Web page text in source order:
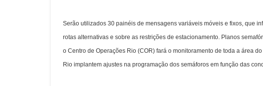
Serão utilizados 30 painéis de mensagens variáveis móveis e fixos, que
rotas alternativas e sobre as restrições de estacionamento. Planos
o Centro de Operações Rio (COR) fará o monitoramento de toda a área
Rio implantem ajustes na programação dos semáforos em função das